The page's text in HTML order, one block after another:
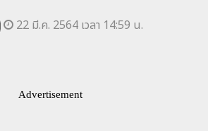
22 มี.ค. 2564 เวลา 14:59 น.
Advertisement